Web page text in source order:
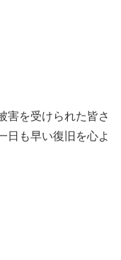
害を受けられた皆さ
日も早い復旧を心よ